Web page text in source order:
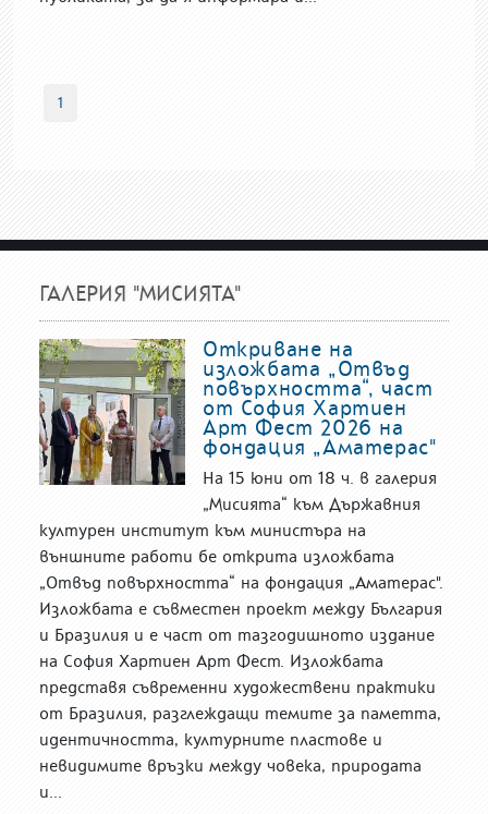
1
ГАЛЕРИЯ "МИСИЯТА"
Откриване на
изложбата „Отвъд
повърхността“, част
от София Хартиен
Арт Фест 2026 на
фондация „Аматерас"
На 15 юни от 18 ч. в галерия
„Мисията“ към Държавния
културен институт към министъра на
външните работи бе открита изложбата
„Отвъд повърхността“ на фондация „Аматерас".
Изложбата е съвместен проект между България
и Бразилия и е част от тазгодишното издание
на София Хартиен Арт Фест. Изложбата
представя съвременни художествени практики
от Бразилия, разглеждащи темите за паметта,
идентичността, културните пластове и
невидимите връзки между човека, природата
и...